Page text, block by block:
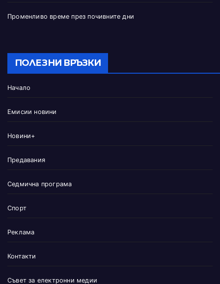
Променливо време през почивните дни
ПОЛЕЗНИ ВРЪЗКИ
Начало
Емисии новини
Новини+
Предавания
Седмична програма
Спорт
Реклама
Контакти
Съвет за електронни медии